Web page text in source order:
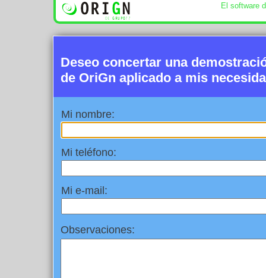
El software
Deseo concertar una
de OriGn aplicado a mis
Mi nombre:
Mi teléfono:
Mi e-mail:
Observaciones: